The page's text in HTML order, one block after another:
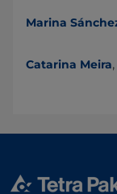
Marina
Catarina Meira